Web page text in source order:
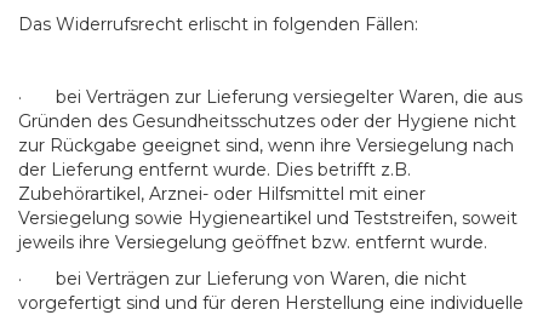
Das Widerrufsrecht erlischt in folgenden Fällen:
· bei Verträgen zur Lieferung versiegelter Waren, die aus
Gründen des Gesundheitsschutzes oder der Hygiene nicht
zur Rückgabe geeignet sind, wenn ihre Versiegelung nach
der Lieferung entfernt wurde. Dies betrifft z.B.
Zubehörartikel, Arznei- oder Hilfsmittel mit einer
Versiegelung sowie Hygieneartikel und Teststreifen, soweit
jeweils ihre Versiegelung geöffnet bzw. entfernt wurde.
· bei Verträgen zur Lieferung von Waren, die nicht
vorgefertigt sind und für deren Herstellung eine individuelle